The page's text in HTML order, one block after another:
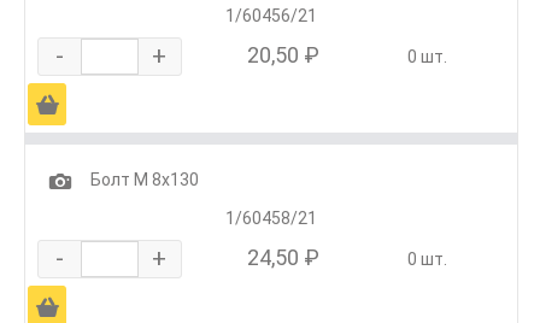
1/60456/21
- + 20,50 ₽ 0 шт.
Ä
1
Болт М 8х130
1/60458/21
- + 24,50 ₽ 0 шт.
Ä